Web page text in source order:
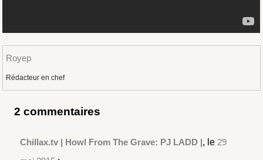
Royep
Rédacteur en chef
2 commentaires
Chillax.tv | Howl From The Grave: PJ LADD |, le 29